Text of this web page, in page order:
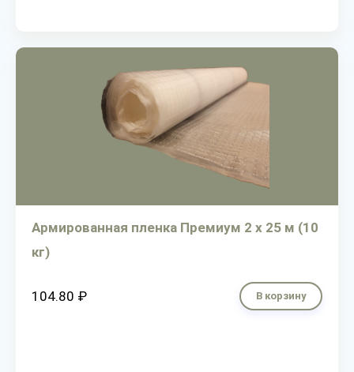
Армированная пленка Премиум 2 х 25 м (10
кг)
104.80 ₽ В корзину